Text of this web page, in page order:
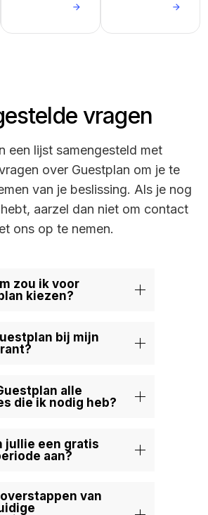
vragen
een lijst samengesteld met
over Guestplan om je te
van je beslissing. Als je nog
aarzel dan niet om contact
ons op te nemen.
zou ik voor
kiezen?
bij mijn
alle
die ik nodig heb?
jullie een gratis
aan?
overstappen van